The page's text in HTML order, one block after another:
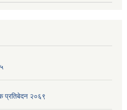
प्रतिबेदन २०६९